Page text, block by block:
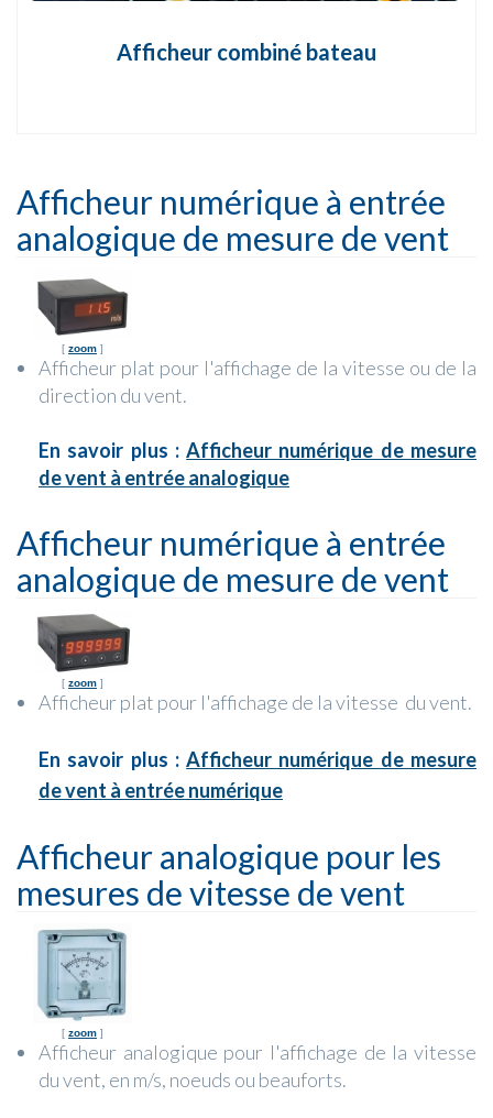
Afficheur combiné bateau
Afficheur numérique à entrée
analogique de mesure de vent
[ zoom ]
Afficheur plat pour l'affichage de la vitesse ou de la
direction du vent.
En savoir plus :Afficheur numérique de mesure
de vent à entrée analogique
Afficheur numérique à entrée
analogique de mesure de vent
[ zoom ]
Afficheur plat pour l'affichage de la vitesse du vent.
En savoir plus :Afficheur numérique de mesure
de vent à entrée numérique
Afficheur analogique pour les
mesures de vitesse de vent
[ zoom ]
Afficheur analogique pour l'affichage de la vitesse
du vent, en m/s, noeuds ou beauforts.